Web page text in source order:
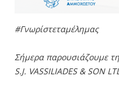
#Γνωρίστεταμέλημας
Σήμερα παρουσιάζουμε
S.J. VASSILIADES & SON